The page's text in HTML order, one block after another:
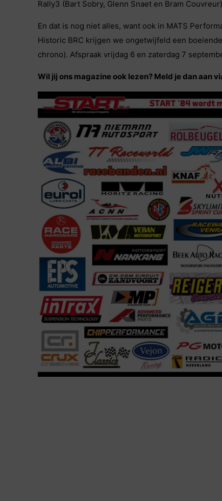
Rally3 (Bart Sobry, Glenn Snaet en Bram
En dat is nog niet alles, want ook in MATS
Historic BRC krijgen we ongetwijfeld een
chrono). Afspraak vrijdag 6 en zaterdag 7
Wil jij ons magazine ook lezen? Meld je dan aan